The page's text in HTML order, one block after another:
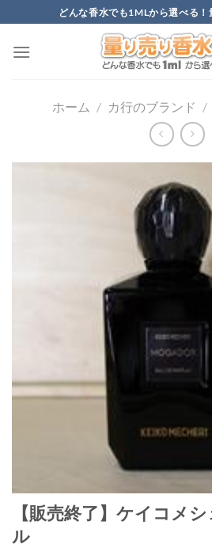
to
content
どんな香水でも1MLから選べる
ホーム / カ行のブランド /
【販売終了】ケイコメ
ル